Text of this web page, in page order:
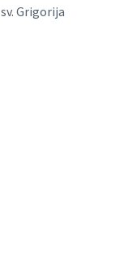
Grigorija